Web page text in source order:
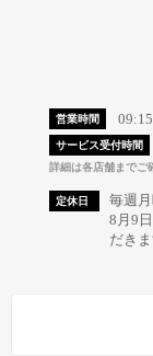
営業時間
サービス受付時間
詳細は各店舗までご
定休日
毎週
8月9
だきま